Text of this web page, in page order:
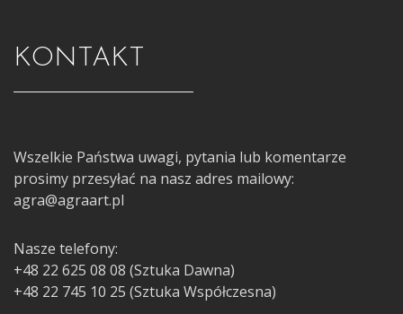
KONTAKT
Wszelkie Państwa uwagi, pytania lub komentarze
prosimy przesyłać na nasz adres mailowy:
agra@agraart.pl
Nasze telefony:
+48 22 625 08 08 (Sztuka Dawna)
+48 22 745 10 25 (Sztuka Współczesna)